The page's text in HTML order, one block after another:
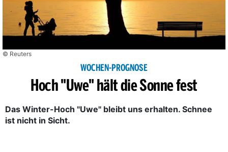
© Reuters
WOCHEN-PROGNOSE
Hoch "Uwe" hält die Sonne fest
Das Winter-Hoch "Uwe" bleibt uns erhalten. Schnee
ist nicht in Sicht.